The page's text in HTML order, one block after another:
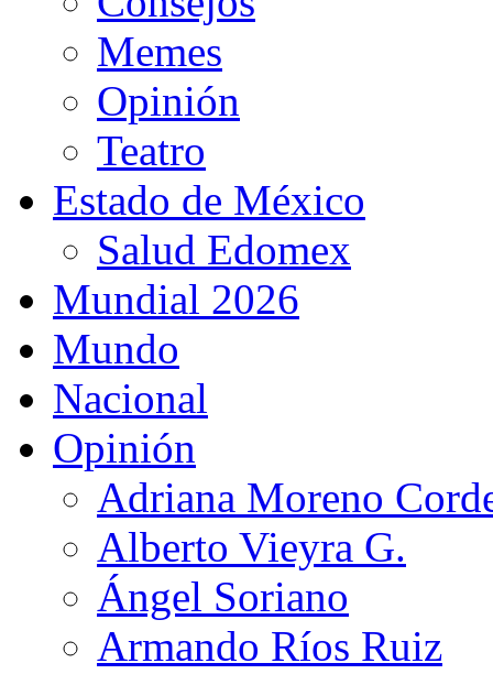
Memes
Opinión
Teatro
Estado de México
Salud Edomex
Mundial 2026
Mundo
Nacional
Opinión
Adriana Moreno
Alberto Vieyra G.
Ángel Soriano
Armando Ríos Ruiz